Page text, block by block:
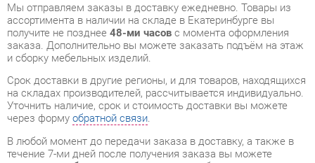
Срок доставки в другие регионы, и для товаров, находящихся
на складах производителей, рассчитывается индивидуально.
Уточнить наличие, срок и стоимость доставки вы можете
через формуобратной связи.
течение 7-ми дней после получения заказа вы можете
изменить выборили принять решение об отказе от покупки.
Несмотря на качественную упаковку, готовые комплекты
заметили дефект при приёме - мы заменим поврежденную
деталь.Повторная доставкатовара -бесплатна.